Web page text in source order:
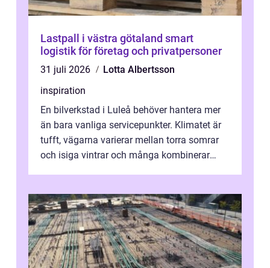
Lastpall i västra götaland smart
logistik för företag och privatpersoner
31 juli 2026
Lotta Albertsson
inspiration
En bilverkstad i Luleå behöver hantera mer
än bara vanliga servicepunkter. Klimatet är
tufft, vägarna varierar mellan torra somrar
och isiga vintrar och många kombinerar